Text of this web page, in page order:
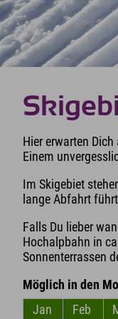
Hier erwarten
Einem
Im Skigebiet
lange Abfahrt
Falls Du lieber
Hochalpbahn in
Sonnenterrassen
Möglich in den
Jan
Feb